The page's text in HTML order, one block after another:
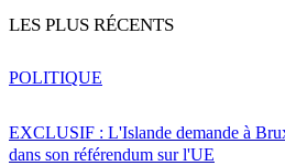
LES PLUS RÉCENTS
EXCLUSIF : L'Islande demande à
dans son référendum sur l'UE
POLITIQUE